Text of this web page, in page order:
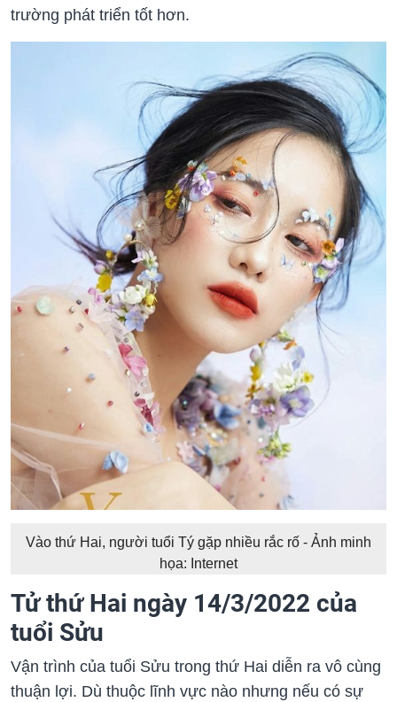
trường phát triển tốt hơn.
Vào thứ Hai, người tuổi Tý gặp nhiều rắc rố - Ảnh minh
họa: Internet
Tử thứ Hai ngày 14/3/2022 của
tuổi Sửu
Vận trình của tuổi Sửu trong thứ Hai diễn ra vô cùng
thuận lợi. Dù thuộc lĩnh vực nào nhưng nếu có sự